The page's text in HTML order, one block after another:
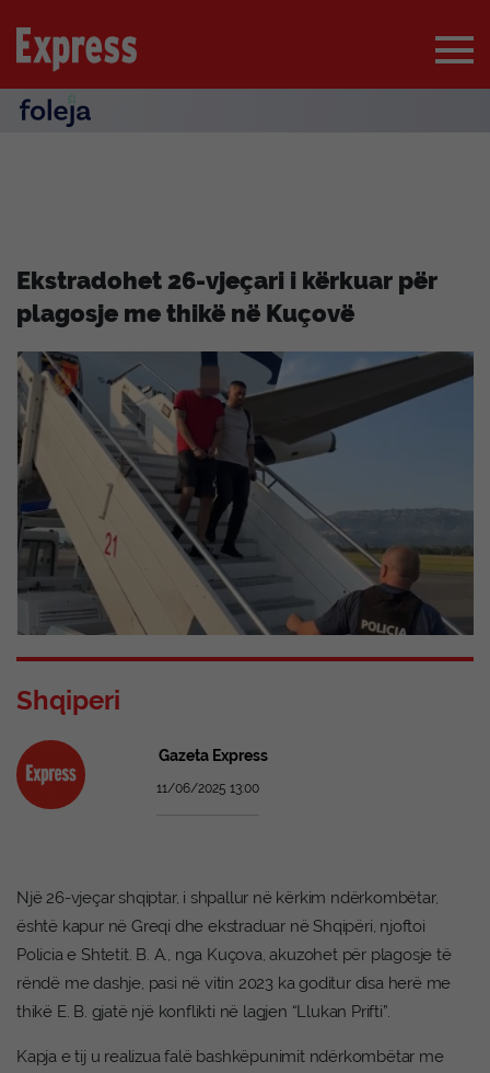
Ekstradohet 26-vjeçari i kërkuar për
plagosje me thikë në Kuçovë
Shqiperi
Gazeta Express
11/06/2025 13:00
Një 26-vjeçar shqiptar, i shpallur në kërkim ndërkombëtar,
është kapur në Greqi dhe ekstraduar në Shqipëri, njoftoi
Policia e Shtetit. B. A., nga Kuçova, akuzohet për plagosje të
rëndë me dashje, pasi në vitin 2023 ka goditur disa herë me
thikë E. B. gjatë një konflikti në lagjen “Llukan Prifti”.
Kapja e tij u realizua falë bashkëpunimit ndërkombëtar me